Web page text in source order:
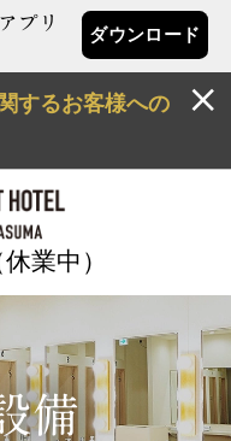
プリ
ダウンロード
するお客様への
業中）
備